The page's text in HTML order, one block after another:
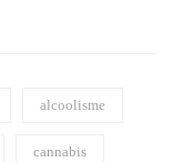
alcoolisme
cannabis